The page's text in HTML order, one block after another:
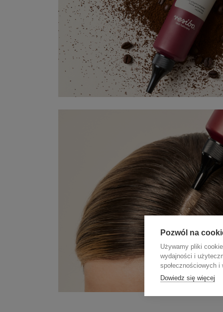
Pozwól na
Używamy pliki
wydajności i
społecznościowych
Dowiedz się więcej